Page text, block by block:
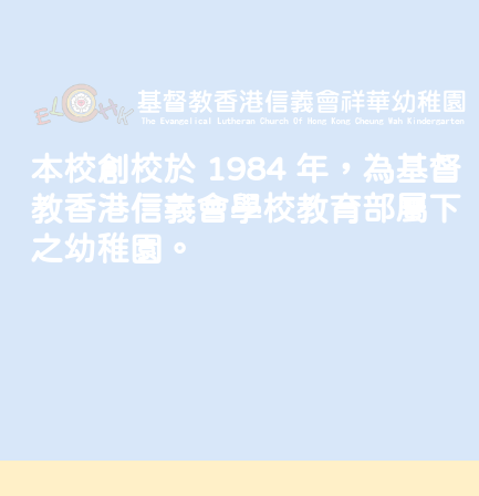
本校創校於 1984 年，為基督
教香港信義會學校教育部屬下
之幼稚園。